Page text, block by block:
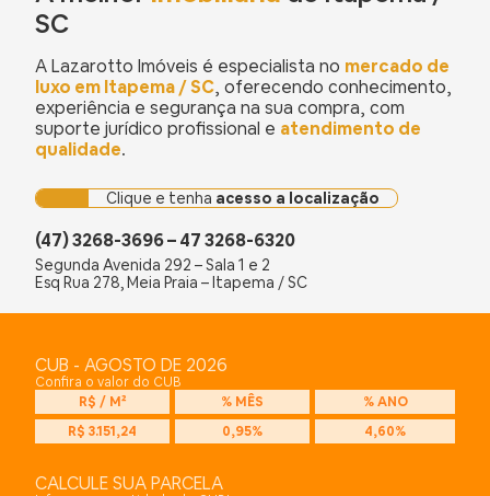
SC
A Lazarotto Imóveis é especialista no mercado de
luxo em Itapema / SC, oferecendo conhecimento,
experiência e segurança na sua compra, com
suporte jurídico profissional e atendimento de
qualidade.
Clique e tenha acesso a localização
(47) 3268-3696 – 47 3268-6320
Segunda Avenida 292 – Sala 1 e 2
Esq Rua 278, Meia Praia – Itapema / SC
CUB - AGOSTO DE 2026
Confira o valor do CUB
R$ / M²
% MÊS
% ANO
R$ 3.151,24
0,95% 4,60%
CALCULE SUA PARCELA